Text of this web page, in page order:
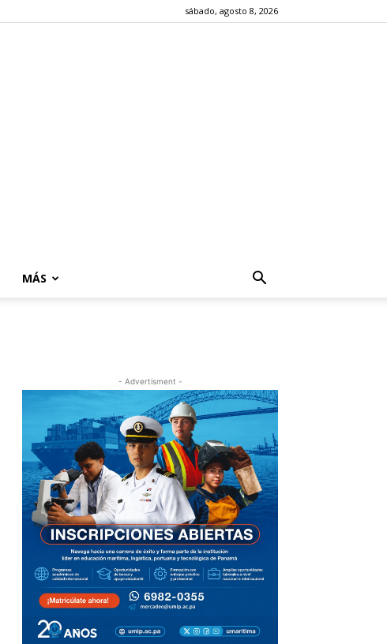
sábado, agosto 8, 2026
MÁS
- Advertisment -